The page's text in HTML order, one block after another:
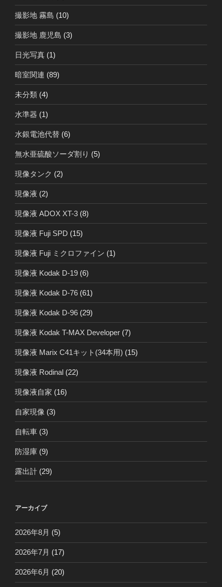
撮影地 霧島 (10)
撮影地 鹿児島 (3)
日光写真 (1)
暗室関連 (89)
未分類 (4)
水準器 (1)
水銀電池代替 (6)
無水亜硫酸ソーダ割り (5)
現像タンク (2)
現像液 (2)
現像液 ADOX XT-3 (8)
現像液 Fuji SPD (15)
現像液 Fuji ミクロファイン (1)
現像液 Kodak D-19 (6)
現像液 Kodak D-76 (61)
現像液 Kodak D-96 (29)
現像液 Kodak T-MAX Developer (7)
現像液 Marix C41キット(34本用) (15)
現像液 Rodinal (22)
現像液自家 (16)
自家現像 (3)
自転車 (3)
防湿庫 (9)
露出計 (29)
アーカイブ
2026年8月 (5)
2026年7月 (17)
2026年6月 (20)